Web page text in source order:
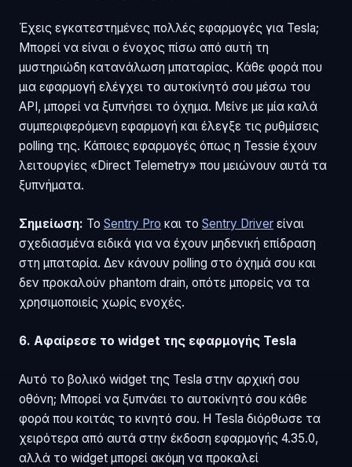
Έχεις εγκατεστημένες πολλές εφαρμογές για Tesla;
Μπορεί να είναι ο ένοχος πίσω από αυτή τη
μυστηριώδη κατανάλωση μπαταρίας. Κάθε φορά που
μια εφαρμογή ελέγχει το αυτοκίνητό σου μέσω του
API, μπορεί να ξυπνήσει το όχημα. Μείνε με μία καλά
συμπεριφερόμενη εφαρμογή και έλεγξε τις ρυθμίσεις
polling της. Κάποιες εφαρμογές όπως η Tessie έχουν
λειτουργίες «Direct Telemetry» που μειώνουν αυτά τα
ξυπνήματα.
Σημείωση: Το Sentry Pro και το Sentry Driver είναι
σχεδιασμένα ειδικά για να έχουν μηδενική επίδραση
στη μπαταρία. Δεν κάνουν polling στο όχημά σου και
δεν προκαλούν phantom drain, οπότε μπορείς να τα
χρησιμοποιείς χωρίς ενοχές.
6. Αφαίρεσε το widget της εφαρμογής Tesla
Αυτό το βολικό widget της Tesla στην αρχική σου
οθόνη; Μπορεί να ξυπνάει το αυτοκίνητό σου κάθε
φορά που κοιτάς το κινητό σου. Η Tesla διόρθωσε τα
χειρότερα από αυτά στην έκδοση εφαρμογής 4.35.0,
αλλά το widget μπορεί ακόμη να προκαλεί